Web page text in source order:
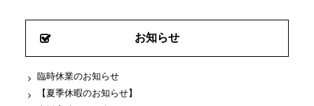
お知らせ
臨時休業のお知らせ
【夏季休暇のお知らせ】